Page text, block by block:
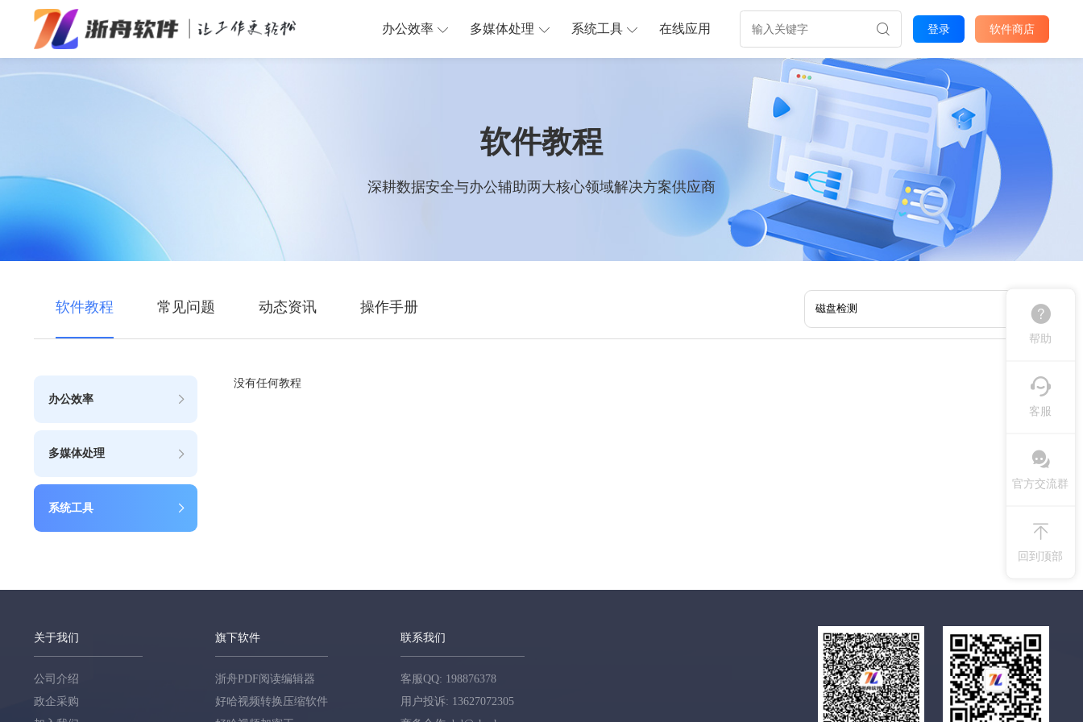
办公效率
办公效率 多媒体处理 系统工具 在线应用 登录 软件商店
软件教程
深耕数据安全与办公辅助两大核心领域解决方案供应商
软件教程 常见问题 动态资讯 操作手册
办公效率
多媒体处理
系统工具
没有任何教程
关于我们
公司介绍
政企采购
旗下软件
浙舟PDF阅读编辑器
好哈视频转换压缩软件
联系我们
客服QQ: 198876378
用户投诉: 13627072305
帮助
客服
官方交流群
回到顶部